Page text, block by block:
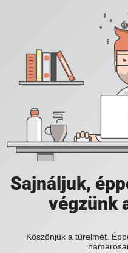
Sajnáljuk,
végzünk
Köszönjük a türelmét.